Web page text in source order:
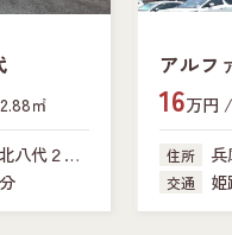
㎡
八代２丁
アルフ
新在家
16万円
住所
交通